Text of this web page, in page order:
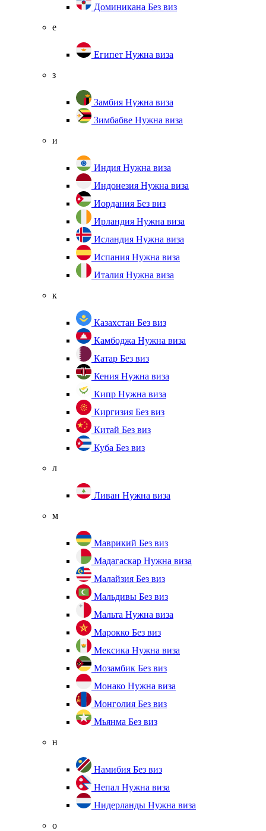
Доминикана Без виз
е
Египет Нужна виза
з
Замбия Нужна виза
Зимбабве Нужна виза
и
Индия Нужна виза
Индонезия Нужна виза
Иордания Без виз
Ирландия Нужна виза
Исландия Нужна виза
Испания Нужна виза
Италия Нужна виза
к
Казахстан Без виз
Камбоджа Нужна виза
Катар Без виз
Кения Нужна виза
Кипр Нужна виза
Киргизия Без виз
Китай Без виз
Куба Без виз
л
Ливан Нужна виза
м
Маврикий Без виз
Мадагаскар Нужна виза
Малайзия Без виз
Мальдивы Без виз
Мальта Нужна виза
Марокко Без виз
Мексика Нужна виза
Мозамбик Без виз
Монако Нужна виза
Монголия Без виз
Мьянма Без виз
н
Намибия Без виз
Непал Нужна виза
Нидерланды Нужна виза
о